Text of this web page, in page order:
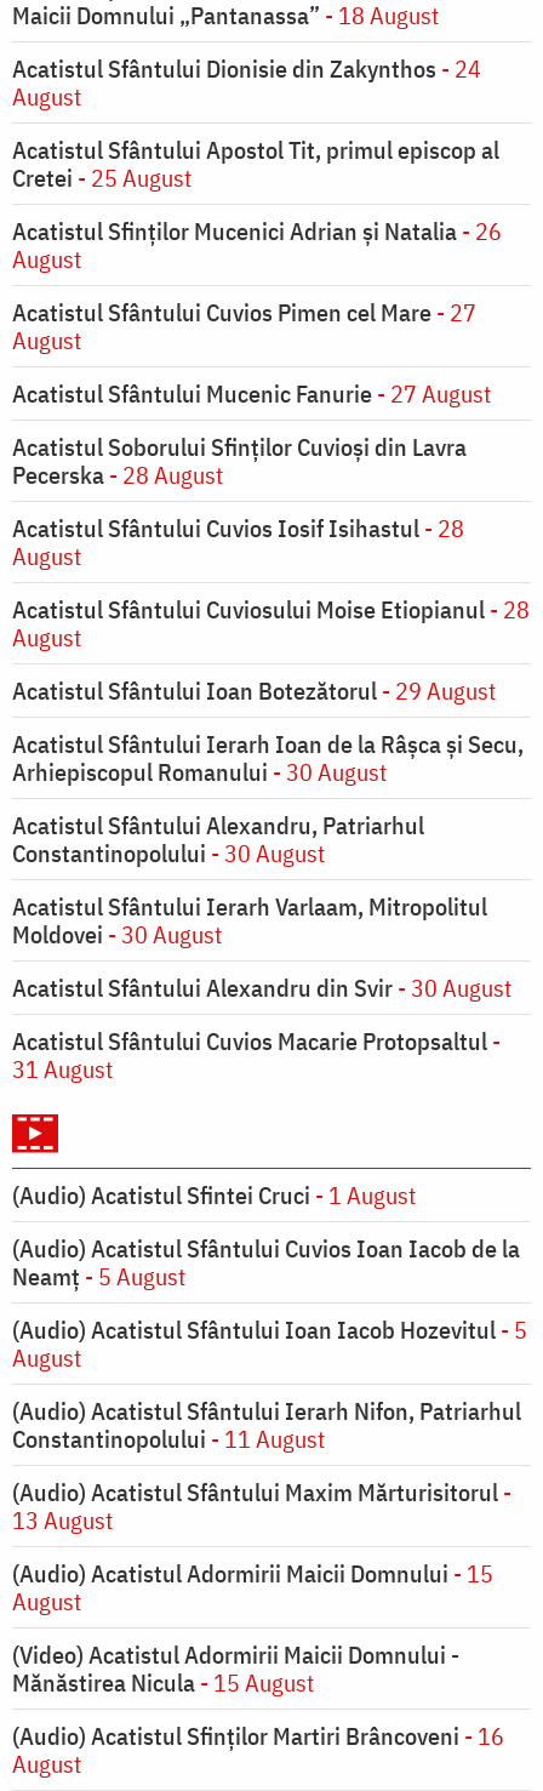
Maicii Domnului „Pantanassa” - 18 August
Acatistul Sfântului Dionisie din Zakynthos - 24
August
Acatistul Sfântului Apostol Tit, primul episcop al
Cretei - 25 August
Acatistul Sfinților Mucenici Adrian și Natalia- 26
August
Acatistul Sfântului Cuvios Pimen cel Mare- 27
August
Acatistul Sfântului Mucenic Fanurie- 27 August
Acatistul Soborului Sfinților Cuvioși din Lavra
Pecerska- 28 August
Acatistul Sfântului Cuvios Iosif Isihastul- 28
August
Acatistul Sfântului Cuviosului Moise Etiopianul- 28
August
Acatistul Sfântului Ioan Botezătorul- 29 August
Acatistul Sfântului Ierarh Ioan de la Râşca şi Secu,
Arhiepiscopul Romanului - 30 August
Acatistul Sfântului Alexandru, Patriarhul
Constantinopolului - 30 August
Acatistul Sfântului Ierarh Varlaam, Mitropolitul
Moldovei - 30 August
Acatistul Sfântului Alexandru din Svir- 30 August
Acatistul Sfântului Cuvios Macarie Protopsaltul-
31 August
(Audio) Acatistul Sfintei Cruci - 1 August
(Audio) Acatistul Sfântului Cuvios Ioan Iacob de la
Neamț - 5 August
(Audio) Acatistul Sfântului Ioan Iacob Hozevitul- 5
August
(Audio) Acatistul Sfântului Ierarh Nifon, Patriarhul
Constantinopolului - 11 August
(Audio) Acatistul Sfântului Maxim Mărturisitorul-
13 August
(Audio) Acatistul Adormirii Maicii Domnului - 15
August
(Video) Acatistul Adormirii Maicii Domnului -
Mănăstirea Nicula- 15 August
(Audio) Acatistul Sfinților Martiri Brâncoveni - 16
August